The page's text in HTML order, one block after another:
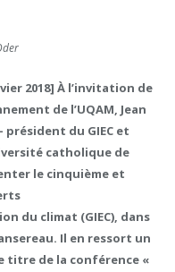
2018] À l’invitation de
de l’UQAM, Jean
président du GIEC et
catholique de
le cinquième et
du climat (GIEC), dans
Il en ressort un
titre de la conférence «